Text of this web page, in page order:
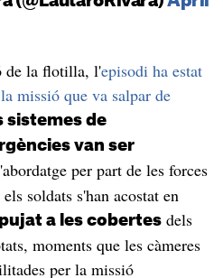
de la flotilla, l'episodi ha estat
missió que va salpar de
sistemes de
van ser
per part de les forces
soldats s'han acostat en
a les cobertesdels
moments que les càmeres
per la missió